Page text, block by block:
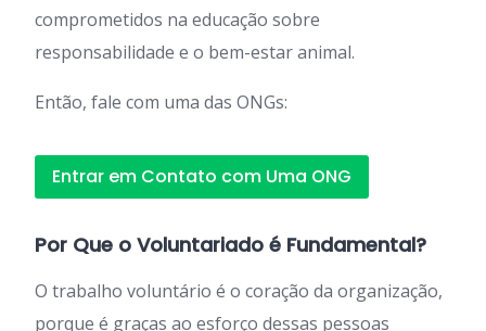
comprometidos na educação sobre
responsabilidade e o bem-estar animal.
Então, fale com uma das ONGs:
Entrar em Contato com Uma ONG
Por Que o Voluntariado é Fundamental?
O trabalho voluntário é o coração da organização,
porque é graças ao esforço dessas pessoas